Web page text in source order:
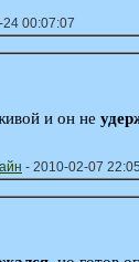
00:07:07
и он не
- 2010-02-07